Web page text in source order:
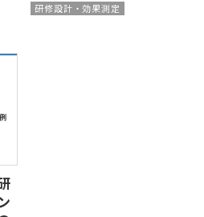
研修設計・効果測定